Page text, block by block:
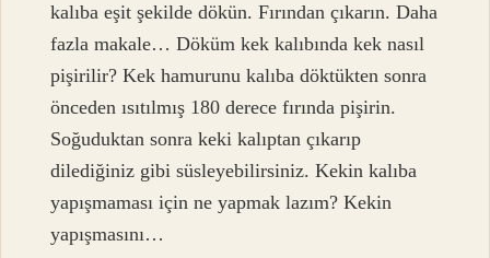
kalıba eşit şekilde dökün. Fırından çıkarın. Daha
fazla makale… Döküm kek kalıbında kek nasıl
pişirilir? Kek hamurunu kalıba döktükten sonra
önceden ısıtılmış 180 derece fırında pişirin.
Soğuduktan sonra keki kalıptan çıkarıp
dilediğiniz gibi süsleyebilirsiniz. Kekin kalıba
yapışmaması için ne yapmak lazım? Kekin
yapışmasını…